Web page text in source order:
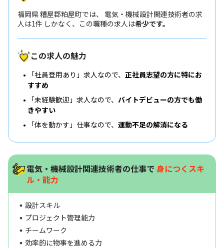
福岡県 糟屋郡粕屋町では、 電気・機械設計関連技術者の求
人は1件 しかなく、この職種の求人は希少です。
この求人の魅力
「社員登用あり」求人なので、 正社員志望の方に特にお
すすめ
「未経験歓迎」求人なので、 バイトデビューの方でも働
きやすい
「体を動かす」仕事なので、 運動不足の解消になる
電気・機械設計関連技術者の仕事で 身につくスキ
ル・能力
設計スキル
プロジェクト管理能力
チームワーク
効率的に物事を進める力